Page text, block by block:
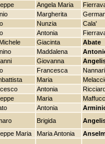
Angela Maria
Margherita
Nunzia
Cala'
Antonia
Giacinta
Abate
Maddalena
Giovanna
Francesca
Maria
Antonia
Maria
Antonia
Brigida
Maria Maria Antonia